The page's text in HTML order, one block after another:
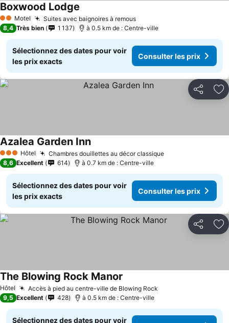
2 ÉtoilesMotel Suites avec baignoires à remousConsulter les prix
Boxwood Lodge
8,4 Très bien 1 137 à 0.5 km de : Centre-ville
Sélectionnez des dates pour voir
les prix exacts
Consulter les prix
Partager
3 ÉtoilesHôtel Chambres douillettes au décor classiqueConsulter les
Azalea Garden InnConsulter les prix
8,6 Excellent 614 à 0.7 km de : Centre-ville
Sélectionnez des dates pour voir
les prix exacts
Consulter les prix
Partager
Hôtel Accès à pied au centre-ville de Blowing Rock
The Blowing Rock Manor
9,5 Excellent 428 à 0.5 km de : Centre-ville
Sélectionnez des dates pour voir